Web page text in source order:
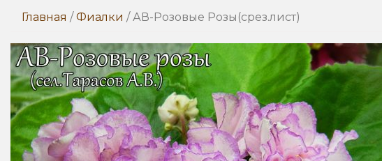
Главная / Фиалки / АВ-Розовые Розы(срез.лист)